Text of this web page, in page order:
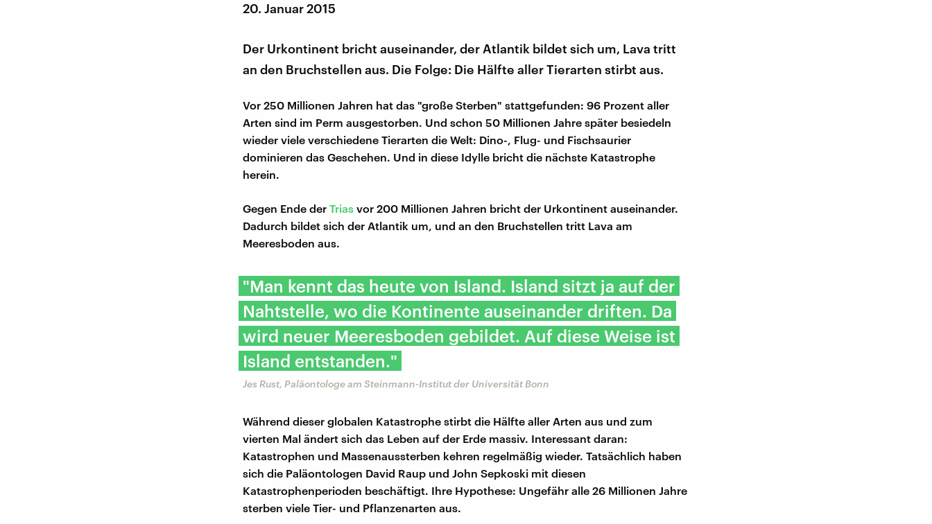
20. Januar 2015
Der Urkontinent bricht auseinander, der Atlantik bildet sich um, Lava tritt
an den Bruchstellen aus. Die Folge: Die Hälfte aller Tierarten stirbt aus.
Vor 250 Millionen Jahren hat das "große Sterben" stattgefunden: 96 Prozent aller
Arten sind im Perm ausgestorben. Und schon 50 Millionen Jahre später besiedeln
wieder viele verschiedene Tierarten die Welt: Dino-, Flug- und Fischsaurier
dominieren das Geschehen. Und in diese Idylle bricht die nächste Katastrophe
herein.
Gegen Ende der Trias vor 200 Millionen Jahren bricht der Urkontinent auseinander.
Dadurch bildet sich der Atlantik um, und an den Bruchstellen tritt Lava am
Meeresboden aus.
"Man kennt das heute von Island. Island sitzt ja auf der
Nahtstelle, wo die Kontinente auseinander driften. Da
wird neuer Meeresboden gebildet. Auf diese Weise ist
Island entstanden."
Jes Rust, Paläontologe am Steinmann-Institut der Universität Bonn
Während dieser globalen Katastrophe stirbt die Hälfte aller Arten aus und zum
vierten Mal ändert sich das Leben auf der Erde massiv. Interessant daran:
Katastrophen und Massenaussterben kehren regelmäßig wieder. Tatsächlich haben
sich die Paläontologen David Raup und John Sepkoski mit diesen
Katastrophenperioden beschäftigt. Ihre Hypothese: Ungefähr alle 26 Millionen Jahre
sterben viele Tier- und Pflanzenarten aus.